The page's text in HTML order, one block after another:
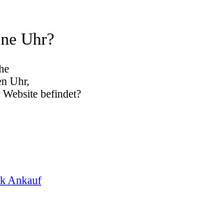
Uhr?
Uhr,
befindet?
Ankauf